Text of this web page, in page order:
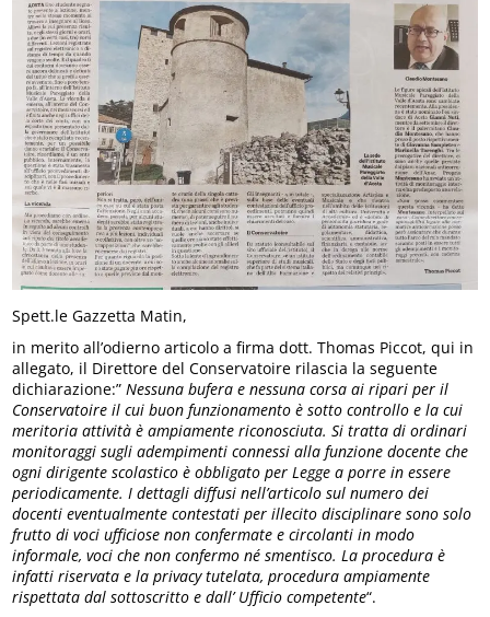
Spett.le Gazzetta Matin,
in merito all’odierno articolo a firma dott. Thomas Piccot, qui in
allegato, il Direttore del Conservatoire rilascia la seguente
dichiarazione:”Nessuna bufera e nessuna corsa ai ripari per il
Conservatoire il cui buon funzionamento è sotto controllo e la cui
meritoria attività è ampiamente riconosciuta. Si tratta di ordinari
monitoraggi sugli adempimenti connessi alla funzione docente che
ogni dirigente scolastico è obbligato per Legge a porre in essere
periodicamente. I dettagli diffusi nell’articolo sul numero dei
docenti eventualmente contestati per illecito disciplinare sono solo
frutto di voci ufficiose non confermate e circolanti in modo
informale, voci che non confermo né smentisco. La procedura è
infatti riservata e la privacy tutelata, procedura ampiamente
rispettata dal sottoscritto e dall’ Ufficio competente“.